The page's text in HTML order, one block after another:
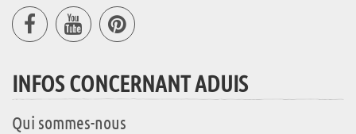
INFOS CONCERNANT ADUIS
Qui sommes-nous